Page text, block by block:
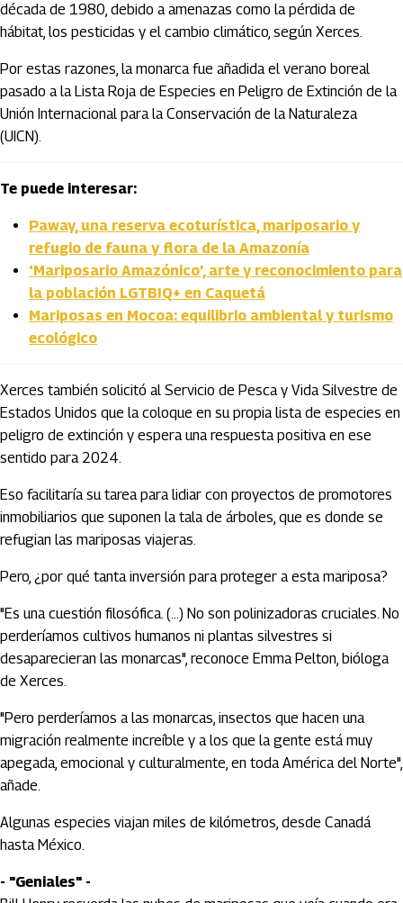
década de 1980, debido a amenazas como la pérdida de
hábitat, los pesticidas y el cambio climático, según Xerces.
Por estas razones, la monarca fue añadida el verano boreal
pasado a la Lista Roja de Especies en Peligro de Extinción de la
Unión Internacional para la Conservación de la Naturaleza
(UICN).
Te puede interesar:
Paway, una reserva ecoturística, mariposario y
refugio de fauna y flora de la Amazonía
‘Mariposario Amazónico’, arte y reconocimiento para
la población LGTBIQ+ en Caquetá
Mariposas en Mocoa: equilibrio ambiental y turismo
ecológico
Xerces también solicitó al Servicio de Pesca y Vida Silvestre de
Estados Unidos que la coloque en su propia lista de especies en
peligro de extinción y espera una respuesta positiva en ese
sentido para 2024.
Eso facilitaría su tarea para lidiar con proyectos de promotores
inmobiliarios que suponen la tala de árboles, que es donde se
refugian las mariposas viajeras.
Pero, ¿por qué tanta inversión para proteger a esta mariposa?
"Es una cuestión filosófica. (...) No son polinizadoras cruciales. No
perderíamos cultivos humanos ni plantas silvestres si
desaparecieran las monarcas", reconoce Emma Pelton, bióloga
de Xerces.
"Pero perderíamos a las monarcas, insectos que hacen una
migración realmente increíble y a los que la gente está muy
apegada, emocional y culturalmente, en toda América del Norte",
añade.
Algunas especies viajan miles de kilómetros, desde Canadá
hasta México.
- "Geniales" -